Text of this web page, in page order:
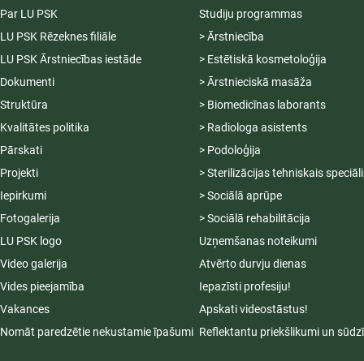
Par LU PSK
LU PSK Rēzeknes filiāle
LU PSK Ārstniecības iestāde
Dokumenti
Struktūra
Kvalitātes politika
Pārskati
Projekti
Iepirkumi
Fotogalerija
LU PSK logo
Video galerija
Vides pieejamība
Vakances
Nomāt paredzētie nekustamie īpašumi
Studiju programmas
> Ārstniecība
> Estētiskā kosmetoloģija
> Ārstnieciskā masāža
> Biomedicīnas laborants
> Radiologa asistents
> Podoloģija
> Sterilizācijas tehniskais
> Sociālā aprūpe
> Sociālā rehabilitācija
Uzņemšanas noteikumi
Atvērto durvju dienas
Iepazīsti profesiju!
Apskati videostāstus!
Reflektantu priekšlikumi un